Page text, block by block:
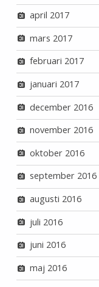
april 2017
mars 2017
februari 2017
januari 2017
december 2016
november 2016
oktober 2016
september 2016
augusti 2016
juli 2016
juni 2016
maj 2016